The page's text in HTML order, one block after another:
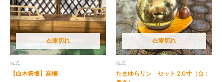
在庫切れ
仏式
【白木祭壇】高欄
在庫切れ
仏式
たまゆらリン セット 2.0寸（台：